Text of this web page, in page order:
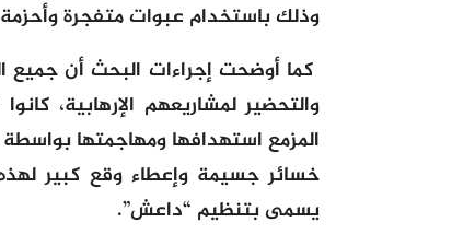
وذلك باستخدام عبوات متفجرة
كما أوضحت إجراءات البحث أن جميع
والتحضير لمشاريعهم الإرهابية،
المزمع استهدافها ومهاجمتها
خسائر جسيمة وإعطاء وقع كبير لهذه
يسمى بتنظيم “داعش”.